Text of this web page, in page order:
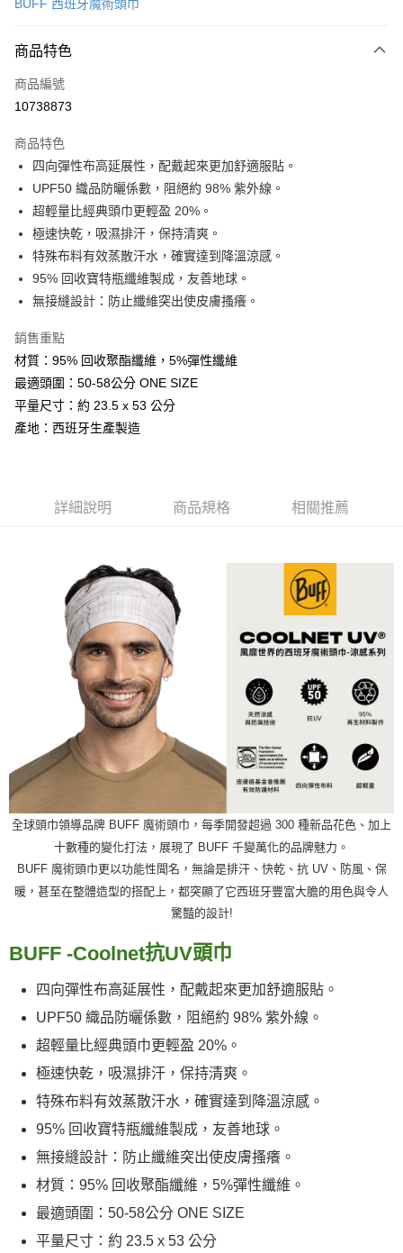
LINE Pay
Apple Pay
悠遊付
Google Pay
全盈+PAY
AFTEE先享後付
相關說明
【關於「AFTEE先享後付」】
AFTEE先享後付是「在收到商品之後才付款」的支付方式。 讓您購物簡單
１．簡單：不需註冊會員、不需綁卡、不需儲值。
２．便利：只要手機號碼，簡訊認證，即可結帳。
３．安心：先確認商品／服務後，再付款。
【「AFTEE先享後付」結帳流程】
１．於結帳方式選擇「AFTEE先享後付」後，將跳轉至「AFTEE先享後付」
※ 請注意：結帳手續完成當下不需立刻繳費，但若您需要取消訂單，請聯絡
是否繳費成功／繳費後需取消欲退款等相關疑問，請聯繫「AFTEE先享後付
客戶支援中心」https://netprotections.freshdesk.com/support/home
【注意事項】
１．透過由恩沛科技股份有限公司提供之「AFTEE先享後付」服務完成之交
易，需依本服務之必要範圍內提供個人資料，並將交易相關給付款項請求債
權轉讓予恩沛科技股份有限公司。
２．關於個人資料處理事宜，請瀏覽以下網址：
https://aftee.tw/terms/#terms3
３．未成年的使用者請事先徵得法定代理人或監護人之同意方可使用
「AFTEE先享後付」，若未經同意申辦者引起之損失，本公司不負相關責
４．使用「AFTEE先享後付」時，將依據個別帳號之用戶狀況，依本公司即
時審查核予不同之上限額度；若仍有額度不足之情形，本公司將視審查結果
５．嚴禁一人註冊多個帳號或使用他人資訊註冊。若發現惡意使用之情形，
恩沛科技股份有限公司將有權停止該用戶之使用額度並採取法律行動。
ATM付款
運送方式
全家取貨付款
每筆NT$60，滿NT$599(含以上)免運費
付款後全家取貨
每筆NT$60，滿NT$799(含以上)免運費
7-11取貨付款
每筆NT$60，滿NT$799(含以上)免運費
付款後7-11取貨
每筆NT$60，滿NT$799(含以上)免運費
每筆NT$70，滿NT$799(含以上)免運費
BUFF 西班牙魔術頭巾
商品特色
商品編號
10738873
商品特色
四向彈性布高延展性，配戴起來更加舒適服貼。
UPF50 織品防曬係數，阻絕約 98% 紫外線。
超輕量比經典頭巾更輕盈 20%。
極速快乾，吸濕排汗，保持清爽。
特殊布料有效蒸散汗水，確實達到降溫涼感。
95% 回收寶特瓶纖維製成，友善地球。
無接縫設計：防止纖維突出使皮膚搔癢。
銷售重點
材質：95% 回收聚酯纖維，5%彈性纖維
最適頭圍：50-58公分 ONE SIZE
平量尺寸：約 23.5 x 53 公分
產地：西班牙生產製造
詳細說明 商品規格 相關推薦
全球頭巾領導品牌 BUFF 魔術頭巾，每季開發超過 300 種新品花色、加上
十數種的變化打法，展現了 BUFF 千變萬化的品牌魅力。
BUFF 魔術頭巾更以功能性聞名，無論是排汗、快乾、抗 UV、防風、保
暖，甚至在整體造型的搭配上，都突顯了它西班牙豐富大膽的用色與令人
驚豔的設計!
BUFF -Coolnet抗UV頭巾
四向彈性布高延展性，配戴起來更加舒適服貼。
UPF50 織品防曬係數，阻絕約 98% 紫外線。
超輕量比經典頭巾更輕盈 20%。
極速快乾，吸濕排汗，保持清爽。
特殊布料有效蒸散汗水，確實達到降溫涼感。
95% 回收寶特瓶纖維製成，友善地球。
無接縫設計：防止纖維突出使皮膚搔癢。
材質：95% 回收聚酯纖維，5%彈性纖維。
最適頭圍：50-58公分 ONE SIZE
平量尺寸：約 23.5 x 53 公分